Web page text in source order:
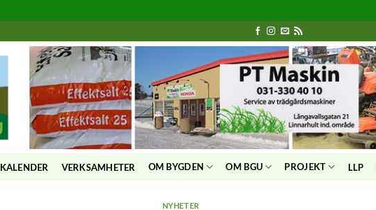
KALENDER VERKSAMHETER OM BYGDEN OM BGU PROJEKT LLP
NYHETER